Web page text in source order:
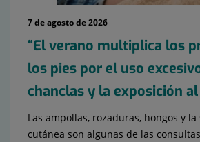
7 de agosto de 2026
“El verano multiplica los
los pies por el uso
chanclas y la exposición
Las ampollas, rozaduras, hongos y
cutánea son algunas de las